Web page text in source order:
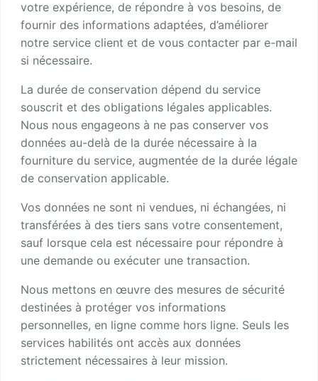
votre expérience, de répondre à vos besoins, de
fournir des informations adaptées, d’améliorer
notre service client et de vous contacter par e-mail
si nécessaire.
La durée de conservation dépend du service
souscrit et des obligations légales applicables.
Nous nous engageons à ne pas conserver vos
données au-delà de la durée nécessaire à la
fourniture du service, augmentée de la durée légale
de conservation applicable.
Vos données ne sont ni vendues, ni échangées, ni
transférées à des tiers sans votre consentement,
sauf lorsque cela est nécessaire pour répondre à
une demande ou exécuter une transaction.
Nous mettons en œuvre des mesures de sécurité
destinées à protéger vos informations
personnelles, en ligne comme hors ligne. Seuls les
services habilités ont accès aux données
strictement nécessaires à leur mission.